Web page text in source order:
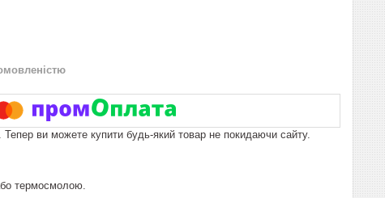
Тепер ви можете купити будь-який товар не покидаючи сайту.
термосмолою.